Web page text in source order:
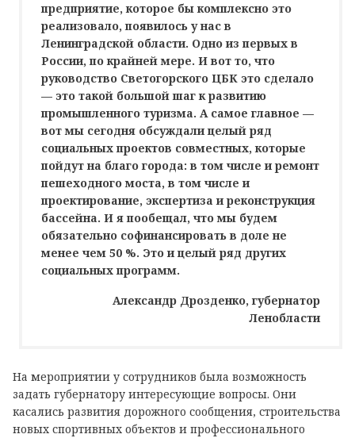
предприятие, которое бы комплексно это
реализовало, появилось у нас в
Ленинградской области. Одно из первых в
России, по крайней мере. И вот то, что
руководство Светогорского ЦБК это сделало
— это такой большой шаг к развитию
промышленного туризма. А самое главное —
вот мы сегодня обсуждали целый ряд
социальных проектов совместных, которые
пойдут на благо города: в том числе и ремонт
пешеходного моста, в том числе и
проектирование, экспертиза и реконструкция
бассейна. И я пообещал, что мы будем
обязательно софинансировать в доле не
менее чем 50 %. Это и целый ряд других
социальных программ.
Александр Дрозденко, губернатор
Ленобласти
На мероприятии у сотрудников была возможность
задать губернатору интересующие вопросы. Они
касались развития дорожного сообщения, строительства
новых спортивных объектов и профессионального